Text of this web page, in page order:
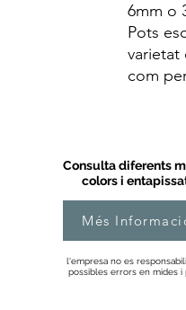
6mm o
Pots
varietat
com
Consulta diferents
colors i
Més
l'empresa no es
possibles errors en mides i